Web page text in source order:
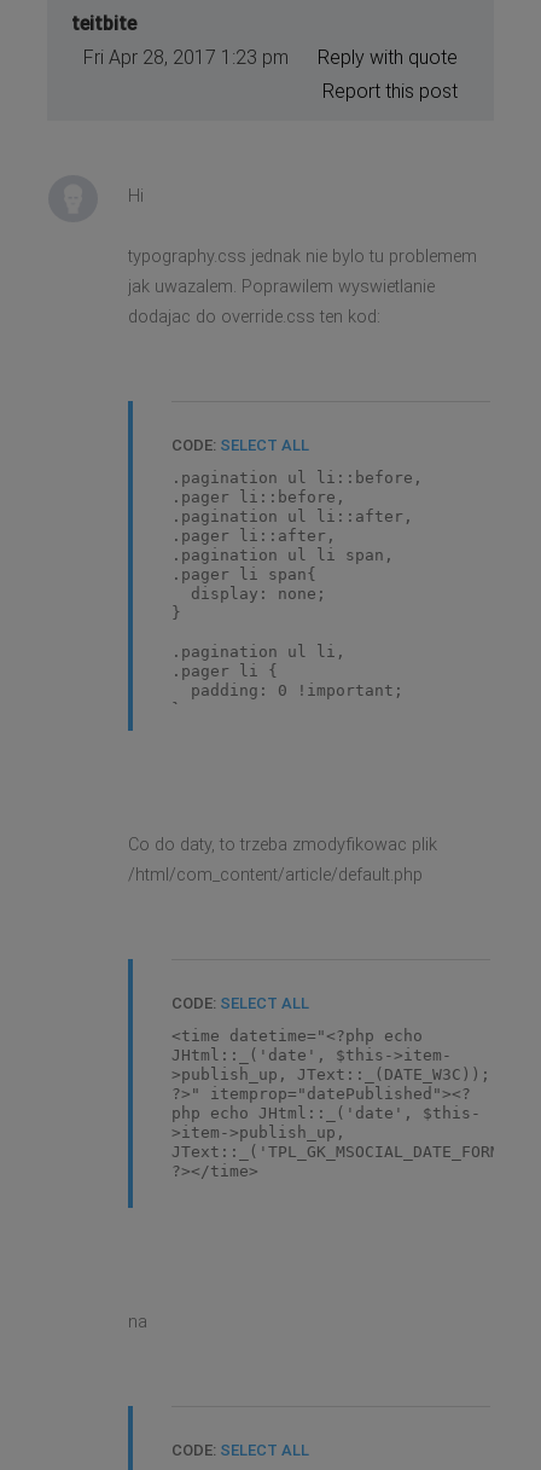
teitbite
Fri Apr 28, 2017 1:23 pm
Reply with quote
Report this post
Hi
typography.css jednak nie bylo tu problemem
jak uwazalem. Poprawilem wyswietlanie
dodajac do override.css ten kod:
CODE: SELECT ALL
.pagination ul li::before,
.pager li::before,
.pagination ul li::after,
.pager li::after,
.pagination ul li span,
.pager li span{
display: none;
}
.pagination ul li,
.pager li {
padding: 0 !important;
}
font-size: 13px;
line-height: 34px;
margin-right: 7px;
}
Co do daty, to trzeba zmodyfikowac plik
/html/com_content/article/default.php
CODE: SELECT ALL
<time datetime="<?php echo
JHtml::_('date', $this->item-
>publish_up, JText::_(DATE_W3C));
?>" itemprop="datePublished"><?
php echo JHtml::_('date', $this-
>item->publish_up,
?></time>
na
CODE: SELECT ALL